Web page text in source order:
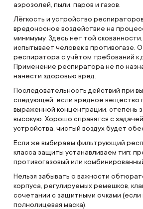
аэрозолей, пыли, паров и газов.
Лёгкость и устройство
вредоносное воздействие на
минимуму. Здесь нет той
испытывает человек в противогазе.
респиратора с учётом требований к
Применение респиратора не по
нанести здоровью вред.
Последовательность действий при
следующей: если вредное вещество
выраженной концентрации, степень
высокую. Хорошо справятся с
устройства, чистый воздух будет
Если же выбираем фильтрующий
класса защиты устанавливаем тип:
противогазовый или
Нельзя забывать о важности
корпуса, регулируемых ремешков,
сочетании с защитными очками (если
полнолицевая маска).